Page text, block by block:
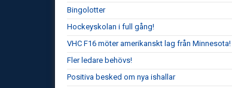
Bingolotter
Hockeyskolan i full gång!
VHC F16 möter amerikanskt lag från Minnesota!
Fler ledare behövs!
Positiva besked om nya ishallar